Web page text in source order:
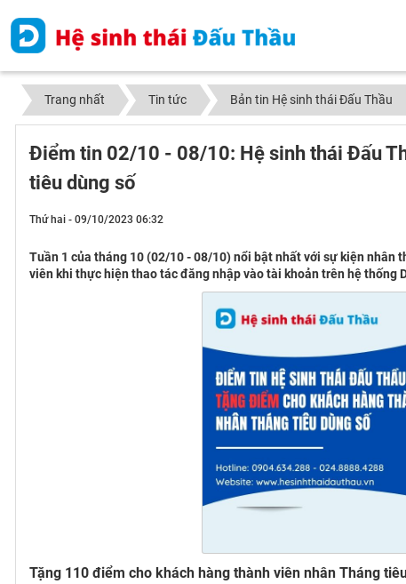
Trang nhất Tin tức Bản tin Hệ sinh thái Đấu Thầu
Điểm tin 02/10 - 08/10: Hệ sinh thái Đấu
tiêu dùng số
Thứ hai - 09/10/2023 06:32
Tuần 1 của tháng 10 (02/10 - 08/10) nổi bật nhất với sự kiện nhân
viên khi thực hiện thao tác đăng nhập vào tài khoản trên hệ thống
Tặng 110 điểm cho khách hàng thành viên nhân Tháng